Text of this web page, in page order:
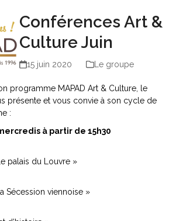
Conférences Art &
Culture Juin
15 juin 2020 Le groupe
programme MAPAD Art & Culture, le
présente et vous convie à son cycle de
:
à partir de 15h30
palais du Louvre »
Sécession viennoise »